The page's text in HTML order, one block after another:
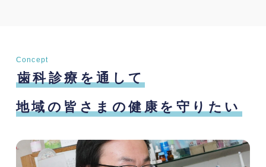
Concept
歯科診療を通して
地域の皆さまの健康を守りたい